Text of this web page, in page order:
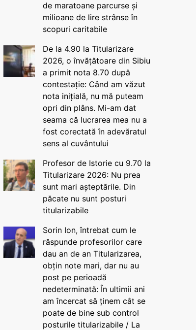
de maratoane parcurse și
milioane de lire strânse în
scopuri caritabile
De la 4.90 la Titularizare
2026, o învățătoare din Sibiu
a primit nota 8.70 după
contestație: Când am văzut
nota inițială, nu mă puteam
opri din plâns. Mi-am dat
seama că lucrarea mea nu a
fost corectată în adevăratul
sens al cuvântului
Profesor de Istorie cu 9.70 la
Titularizare 2026: Nu prea
sunt mari așteptările. Din
păcate nu sunt posturi
titularizabile
Sorin Ion, întrebat cum le
răspunde profesorilor care
dau an de an Titularizarea,
obțin note mari, dar nu au
post pe perioadă
nedeterminată: În ultimii ani
am încercat să ținem cât se
poate de bine sub control
posturile titularizabile / La